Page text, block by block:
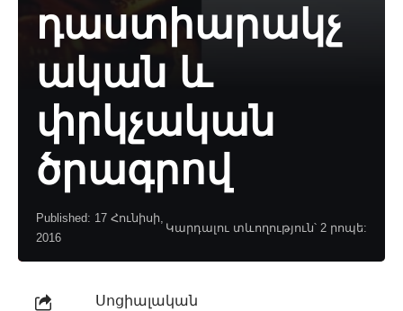
դաստիարակչ
ական և
փրկչական
ծրագրով
Published: 17 Հունիսի,
2016
Կարդալու տևողություն՝ 2 րոպե:
Սոցիալական